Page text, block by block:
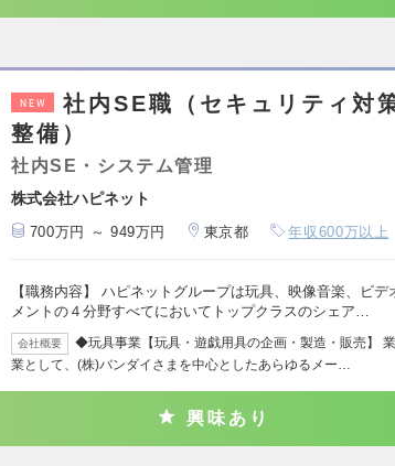
NEW
社内SE職（セキュリティ対
整備）
社内SE・システム管理
株式会社ハピネット
700万円 ～ 949万円 東京都 年収600万以上
【職務内容】 ハピネットグループは玩具、映像音楽、ビ
メントの４分野すべてにおいてトップクラスのシェア…
会社概要
◆玩具事業【玩具・遊戯用具の企画・製造・販売】
業として、(株)バンダイさまを中心としたあらゆるメー…
興味あり